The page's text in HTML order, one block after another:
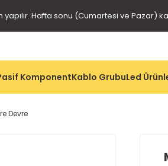
Hafta sonu (Cumartesi ve Pazar)
KomponentKablo GrubuLed
Devre